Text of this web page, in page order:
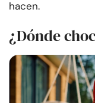
hacen.
¿Dónde